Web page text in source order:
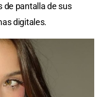
de pantalla de sus
digitales.